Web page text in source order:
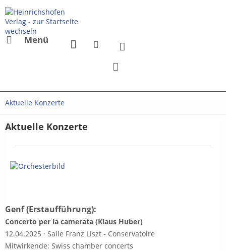
Menü
Aktuelle Konzerte
Aktuelle Konzerte
Genf (Erstaufführung):
Concerto per la camerata (Klaus Huber)
12.04.2025 · Salle Franz Liszt - Conservatoire
Mitwirkende: Swiss chamber concerts